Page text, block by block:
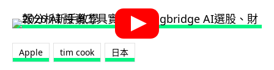
Apple tim cook 日本